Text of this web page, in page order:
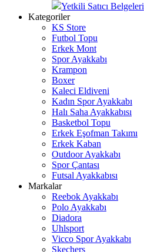
Yetkili Satıcı Belgeleri
Kategoriler
KS Store
Futbol Topu
Erkek Mont
Spor Ayakkabı
Krampon
Boxer
Kaleci Eldiveni
Kadın Spor Ayakkabı
Halı Saha Ayakkabısı
Basketbol Topu
Erkek Eşofman Takımı
Erkek Kaban
Outdoor Ayakkabı
Spor Çantası
Futsal Ayakkabısı
Markalar
Reebok Ayakkabı
Polo Ayakkabı
Diadora
Uhlsport
Vicco Spor Ayakkabı
Skechers